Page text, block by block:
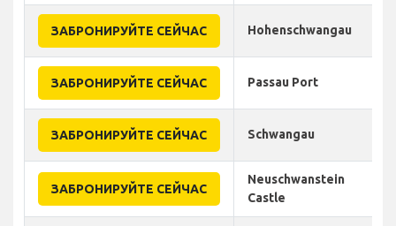
ЗАБРОНИРУЙТЕ СЕЙЧАС Hohenschwangau
ЗАБРОНИРУЙТЕ СЕЙЧАС Passau Port
ЗАБРОНИРУЙТЕ СЕЙЧАС Schwangau
ЗАБРОНИРУЙТЕ СЕЙЧАС
Neuschwanstein
Castle